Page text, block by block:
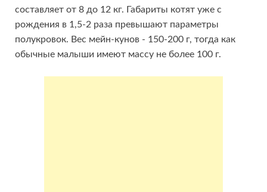
составляет от 8 до 12 кг. Габариты котят уже с
рождения в 1,5-2 раза превышают параметры
полукровок. Вес мейн-кунов - 150-200 г, тогда как
обычные малыши имеют массу не более 100 г.